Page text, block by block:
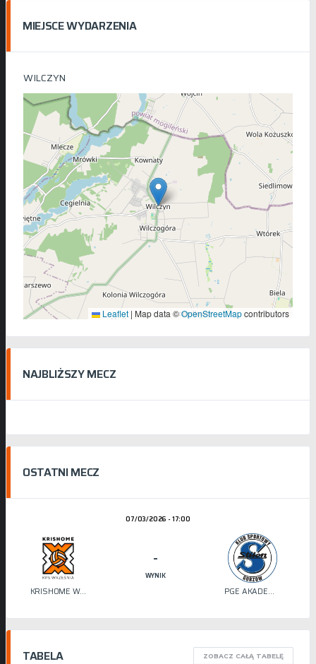
MIEJSCE WYDARZENIA
WILCZYN
Leaflet | Map data ©OpenStreetMapcontributors
NAJBLIŻSZY MECZ
OSTATNI MECZ
07/03/2026 - 17:00
KRISHOME WRZEŚNIA PGE AKADEMIA SIATKÓWKI STILON
-
WYNIK
TABELA ZOBACZ CAŁĄ TABELĘ